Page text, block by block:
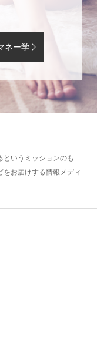
ネー学
いうミッションのも
お届けする情報メディ